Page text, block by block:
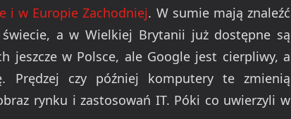
i w Europie Zachodniej. W sumie mają znaleźć
a w Wielkiej Brytanii już dostępne są
jeszcze w Polsce, ale Google jest cierpliwy, a
Prędzej czy później komputery te zmienią
rynku i zastosowań IT. Póki co uwierzyli w